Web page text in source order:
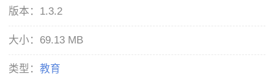
版本： 1.3.2
大小： 69.13 MB
类型：教育